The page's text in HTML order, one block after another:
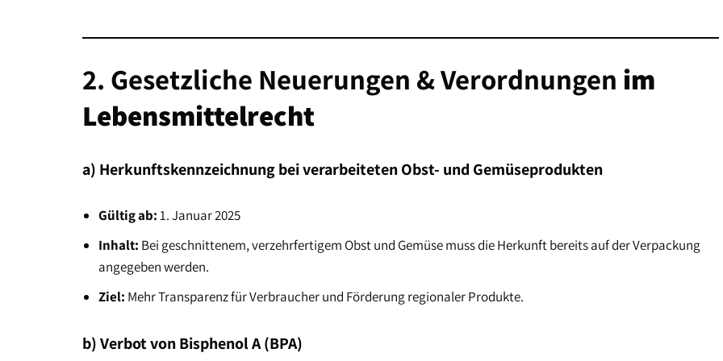
2. Gesetzliche Neuerungen & Verordnungen im
Lebensmittelrecht
a) Herkunftskennzeichnung bei verarbeiteten Obst- und Gemüseprodukten
Gültig ab:1. Januar 2025
Inhalt: Bei geschnittenem, verzehrfertigem Obst und Gemüse muss die Herkunft bereits auf der Verpackung
angegeben werden.
Ziel: Mehr Transparenz für Verbraucher und Förderung regionaler Produkte.
b) Verbot von Bisphenol A (BPA)